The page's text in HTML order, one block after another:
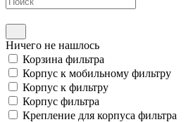
Ничего не нашлось
Корзина фильтра
Корпус к мобильному фильтру
Корпус к фильтру
Корпус фильтра
Крепление для корпуса фильтра